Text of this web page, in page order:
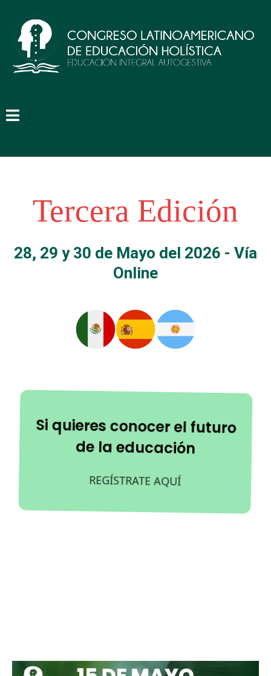
Tercera Edición
28, 29 y 30 de Mayo del 2026 - Vía
Online
Si quieres conocer el futuro
de la educación
REGÍSTRATE AQUÍ